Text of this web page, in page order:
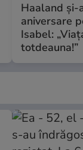
Haaland
aniversare
Isabel:
totdeauna!”